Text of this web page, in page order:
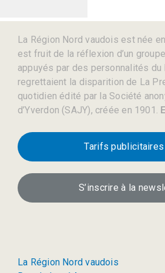
La Région Nord vaudois est née
est fruit de la réflexion d’un
appuyés par des personnalités du
regrettaient la disparition de La
quotidien édité par la Société
d’Yverdon (SAJY), créée en 1901.
Tarifs publicitaires
S’inscrire à la
La Région Nord vaudois